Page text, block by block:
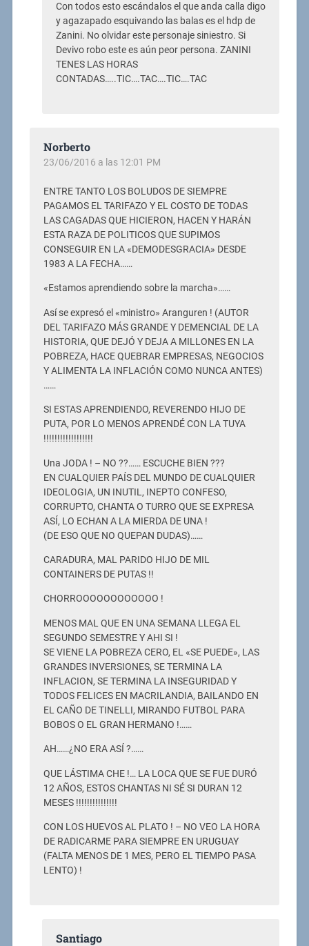
Con todos esto escándalos el que anda calla digo
y agazapado esquivando las balas es el hdp de
Zanini. No olvidar este personaje siniestro. Si
Devivo robo este es aún peor persona. ZANINI
TENES LAS HORAS
CONTADAS…..TIC….TAC….TIC….TAC
Norberto
23/06/2016 a las 12:01 PM
ENTRE TANTO LOS BOLUDOS DE SIEMPRE
PAGAMOS EL TARIFAZO Y EL COSTO DE TODAS
LAS CAGADAS QUE HICIERON, HACEN Y HARÁN
ESTA RAZA DE POLITICOS QUE SUPIMOS
CONSEGUIR EN LA «DEMODESGRACIA» DESDE
1983 A LA FECHA……
«Estamos aprendiendo sobre la marcha»……
Así se expresó el «ministro» Aranguren ! (AUTOR
DEL TARIFAZO MÁS GRANDE Y DEMENCIAL DE LA
HISTORIA, QUE DEJÓ Y DEJA A MILLONES EN LA
POBREZA, HACE QUEBRAR EMPRESAS, NEGOCIOS
Y ALIMENTA LA INFLACIÓN COMO NUNCA ANTES)
……
SI ESTAS APRENDIENDO, REVERENDO HIJO DE
PUTA, POR LO MENOS APRENDÉ CON LA TUYA
!!!!!!!!!!!!!!!!!!
Una JODA ! – NO ??…… ESCUCHE BIEN ???
EN CUALQUIER PAÍS DEL MUNDO DE CUALQUIER
IDEOLOGIA, UN INUTIL, INEPTO CONFESO,
CORRUPTO, CHANTA O TURRO QUE SE EXPRESA
ASÍ, LO ECHAN A LA MIERDA DE UNA !
(DE ESO QUE NO QUEPAN DUDAS)……
CARADURA, MAL PARIDO HIJO DE MIL
CONTAINERS DE PUTAS !!
CHORROOOOOOOOOOOO !
MENOS MAL QUE EN UNA SEMANA LLEGA EL
SEGUNDO SEMESTRE Y AHI SI !
SE VIENE LA POBREZA CERO, EL «SE PUEDE», LAS
GRANDES INVERSIONES, SE TERMINA LA
INFLACION, SE TERMINA LA INSEGURIDAD Y
TODOS FELICES EN MACRILANDIA, BAILANDO EN
EL CAÑO DE TINELLI, MIRANDO FUTBOL PARA
BOBOS O EL GRAN HERMANO !……
AH……¿NO ERA ASÍ ?……
QUE LÁSTIMA CHE !… LA LOCA QUE SE FUE DURÓ
12 AÑOS, ESTOS CHANTAS NI SÉ SI DURAN 12
MESES !!!!!!!!!!!!!!!
CON LOS HUEVOS AL PLATO ! – NO VEO LA HORA
DE RADICARME PARA SIEMPRE EN URUGUAY
(FALTA MENOS DE 1 MES, PERO EL TIEMPO PASA
LENTO) !
Santiago